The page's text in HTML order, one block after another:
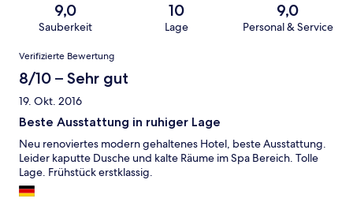
9,0
Sauberkeit
10
Lage
9,0
Personal & Service
Bewertungen
Verifizierte Bewertung
8/10 – Sehr gut
19. Okt. 2016
Beste Ausstattung in ruhiger Lage
Neu renoviertes modern gehaltenes Hotel, beste Ausstattung.
Leider kaputte Dusche und kalte Räume im Spa Bereich. Tolle
Lage. Frühstück erstklassig.